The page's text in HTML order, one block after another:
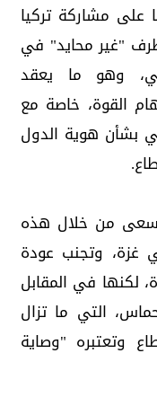
على مشاركة تركيا
"غير محايد" في
وهو ما يعقد
القوة، خاصة مع
بشأن هوية الدول
من خلال هذه
غزة، وتجنب عودة
لكنها في المقابل
التي ما تزال
وتعتبره "وصاية